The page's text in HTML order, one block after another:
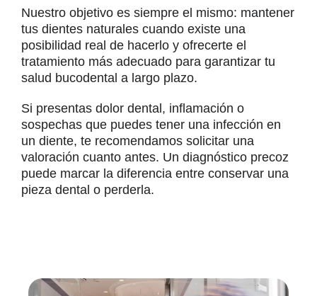
Nuestro objetivo es siempre el mismo: mantener
tus dientes naturales cuando existe una
posibilidad real de hacerlo y ofrecerte el
tratamiento más adecuado para garantizar tu
salud bucodental a largo plazo.
Si presentas dolor dental, inflamación o
sospechas que puedes tener una infección en
un diente, te recomendamos solicitar una
valoración cuanto antes. Un diagnóstico precoz
puede marcar la diferencia entre conservar una
pieza dental o perderla.